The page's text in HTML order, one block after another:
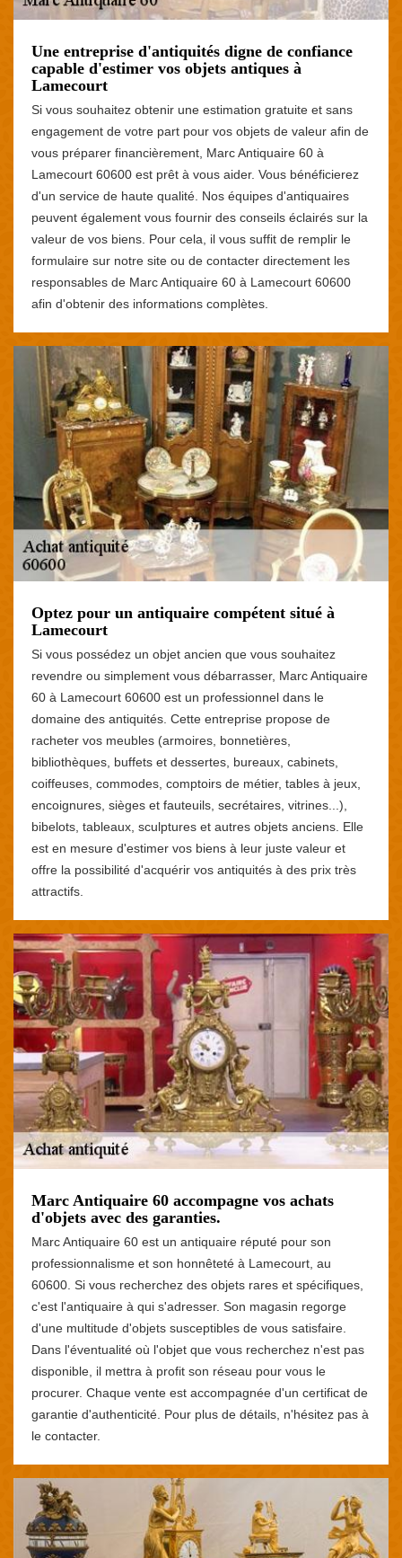
Une entreprise d'antiquités digne de confiance
capable d'estimer vos objets antiques à
Lamecourt
Si vous souhaitez obtenir une estimation gratuite et sans
engagement de votre part pour vos objets de valeur afin de
vous préparer financièrement, Marc Antiquaire 60 à
Lamecourt 60600 est prêt à vous aider. Vous bénéficierez
d'un service de haute qualité. Nos équipes d'antiquaires
peuvent également vous fournir des conseils éclairés sur la
valeur de vos biens. Pour cela, il vous suffit de remplir le
formulaire sur notre site ou de contacter directement les
responsables de Marc Antiquaire 60 à Lamecourt 60600
afin d'obtenir des informations complètes.
Optez pour un antiquaire compétent situé à
Lamecourt
Si vous possédez un objet ancien que vous souhaitez
revendre ou simplement vous débarrasser, Marc Antiquaire
60 à Lamecourt 60600 est un professionnel dans le
domaine des antiquités. Cette entreprise propose de
racheter vos meubles (armoires, bonnetières,
bibliothèques, buffets et dessertes, bureaux, cabinets,
coiffeuses, commodes, comptoirs de métier, tables à jeux,
encoignures, sièges et fauteuils, secrétaires, vitrines...),
bibelots, tableaux, sculptures et autres objets anciens. Elle
est en mesure d'estimer vos biens à leur juste valeur et
offre la possibilité d'acquérir vos antiquités à des prix très
attractifs.
Marc Antiquaire 60 accompagne vos achats
d'objets avec des garanties.
Marc Antiquaire 60 est un antiquaire réputé pour son
professionnalisme et son honnêteté à Lamecourt, au
60600. Si vous recherchez des objets rares et spécifiques,
c'est l'antiquaire à qui s'adresser. Son magasin regorge
d'une multitude d'objets susceptibles de vous satisfaire.
Dans l'éventualité où l'objet que vous recherchez n'est pas
disponible, il mettra à profit son réseau pour vous le
procurer. Chaque vente est accompagnée d'un certificat de
garantie d'authenticité. Pour plus de détails, n'hésitez pas à
le contacter.